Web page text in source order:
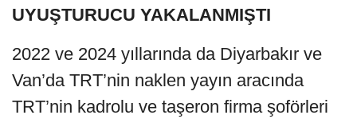
UYUŞTURUCU YAKALANMIŞTI
2022 ve 2024 yıllarında da Diyarbakır ve
Van’da TRT’nin naklen yayın aracında
TRT’nin kadrolu ve taşeron firma şoförleri